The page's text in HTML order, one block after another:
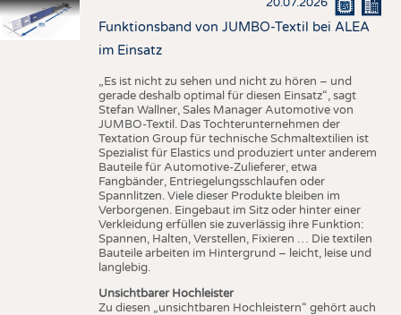
Funktionsband von JUMBO-Textil bei ALEA
im Einsatz
„Es ist nicht zu sehen und nicht zu hören – und
gerade deshalb optimal für diesen Einsatz“, sagt
Stefan Wallner, Sales Manager Automotive von
JUMBO-Textil. Das Tochterunternehmen der
Textation Group für technische Schmaltextilien ist
Spezialist für Elastics und produziert unter anderem
Bauteile für Automotive-Zulieferer, etwa
Fangbänder, Entriegelungsschlaufen oder
Spannlitzen. Viele dieser Produkte bleiben im
Verborgenen. Eingebaut im Sitz oder hinter einer
Verkleidung erfüllen sie zuverlässig ihre Funktion:
Spannen, Halten, Verstellen, Fixieren … Die textilen
Bauteile arbeiten im Hintergrund – leicht, leise und
langlebig.
Unsichtbarer Hochleister
Zu diesen „unsichtbaren Hochleistern“ gehört auch